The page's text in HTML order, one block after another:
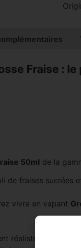
Fraise :
50ml de la
de fraises sucrées
vivre en vapant
réaliste qu’on